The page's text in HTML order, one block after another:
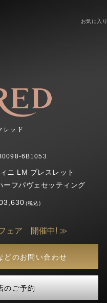
お気に入り
レッド
6B1053
ニ LM ブレスレット
ーフパヴェセッティング
(税込)
ェア 開催中! ≫
どのお問い合わせ
のご予約